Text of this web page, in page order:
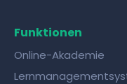
Funktionen
Online-Akademie